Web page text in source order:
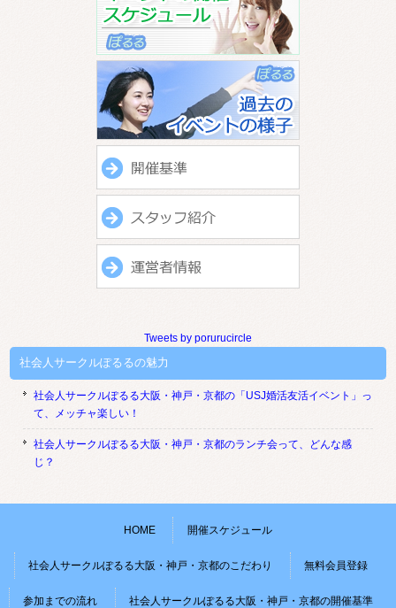
Tweets by porurucircle
社会人サークルぽるるの魅力
社会人サークルぽるる大阪・神戸・京都の「USJ婚活友活イベント」っ
て、メッチャ楽しい！
社会人サークルぽるる大阪・神戸・京都のランチ会って、どんな感
じ？
HOME 開催スケジュール
社会人サークルぽるる大阪・神戸・京都のこだわり 無料会員登録
参加までの流れ 社会人サークルぽるる大阪・神戸・京都の開催基準